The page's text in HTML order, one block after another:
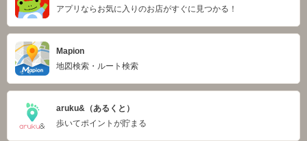
アプリならお気に入りのお店がすぐに見つかる！
Mapion
地図検索・ルート検索
aruku&（あるくと）
歩いてポイントが貯まる